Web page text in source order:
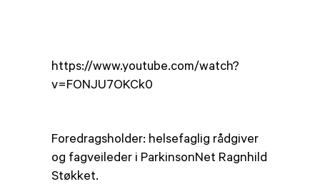
https://www.youtube.com/watch?
v=FONJU7OKCk0
​Foredragsholder: helsefaglig rådgiver
og fagveileder i ParkinsonNet Ragnhild
Støkket.